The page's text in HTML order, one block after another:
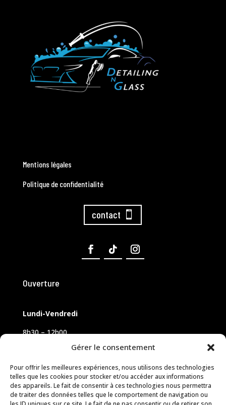
Gérer le consentement
Pour offrir les meilleures expériences, nous utilisons des technologies
telles que les cookies pour stocker et/ou accéder aux informations
des appareils. Le fait de consentir à ces technologies nous permettra
de traiter des données telles que le comportement de navigation ou
Mentions légales
Politique de confidentialité
contact
Ouverture
Lundi-Vendredi
8h30 – 12h00
Samedi sur rendez-vous